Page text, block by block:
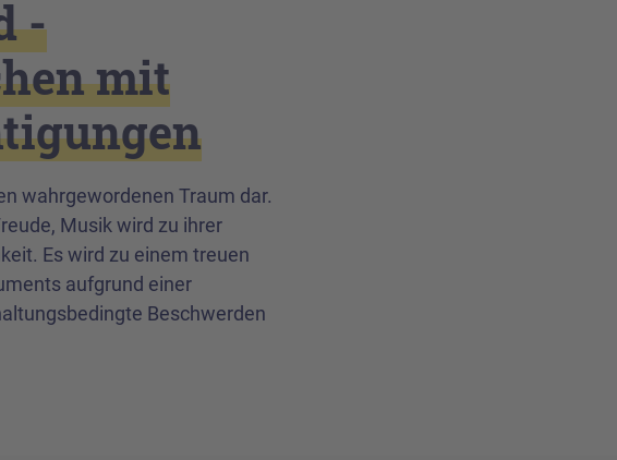
-
mit
wahrgewordenen Traum dar.
Musik wird zu ihrer
Es wird zu einem treuen
aufgrund einer
Beschwerden